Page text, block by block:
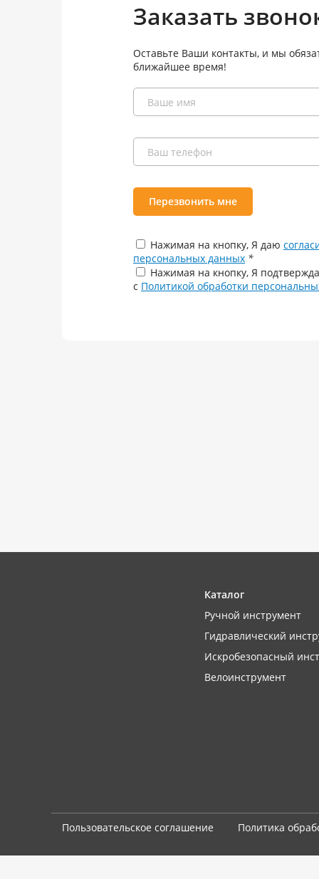
Заказать
Оставьте Ваши контакты, и мы
ближайшее время!
Перезвонить мне
Нажимая на кнопку, Я даю
персональных данных *
Нажимая на кнопку, Я
с Политикой обработки
Каталог
Ручной инструмент
Гидравлический
Искробезопасный
Велоинструмент
Пользовательское соглашение Политика